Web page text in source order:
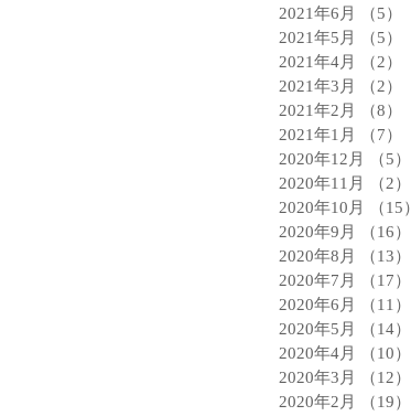
2021年6月
（5）
2021年5月
（5）
2021年4月
（2）
2021年3月
（2）
2021年2月
（8）
2021年1月
（7）
2020年12月
（5）
2020年11月
（2）
2020年10月
（15
2020年9月
（16）
2020年8月
（13）
2020年7月
（17）
2020年6月
（11）
2020年5月
（14）
2020年4月
（10）
2020年3月
（12）
2020年2月
（19）